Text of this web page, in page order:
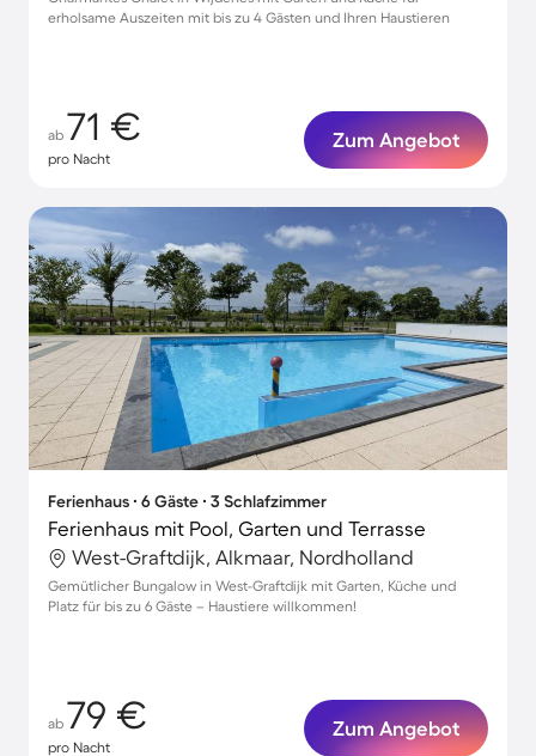
erholsame Auszeiten mit bis zu 4 Gästen und Ihren Haustieren
ab 71 €
pro Nacht
Zum Angebot
Ferienhaus ∙ 6 Gäste ∙ 3 Schlafzimmer
Ferienhaus mit Pool, Garten und Terrasse
West-Graftdijk, Alkmaar, Nordholland
Gemütlicher Bungalow in West-Graftdijk mit Garten, Küche und
Platz für bis zu 6 Gäste – Haustiere willkommen!
ab 79 €
pro Nacht
Zum Angebot